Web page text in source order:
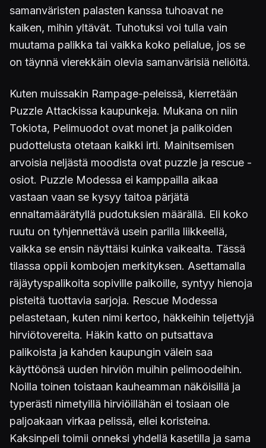
samanväristen palasten kanssa tuhoavat ne
kaiken, mihin yltävät. Tuhotuksi voi tulla vain
muutama palikka tai vaikka koko pelialue, jos se
on täynnä vierekkäin olevia samanvärisiä neliöitä.
Kuten muissakin Rampage-peleissä, kierretään
Puzzle Attackissa kaupunkeja. Mukana on niin
Tokiota, Pelimuodot ovat monet ja palikoiden
pudottelusta otetaan kaikki irti. Mainitsemisen
arvoisia neljästä moodista ovat puzzle ja rescue -
osiot. Puzzle Modessa ei kamppailla aikaa
vastaan vaan se kysyy taitoa pärjätä
ennaltamäärätyllä pudotuksien määrällä. Eli koko
ruutu on tyhjennettävä usein parilla liikkeellä,
vaikka se ensin näyttäisi kuinka vaikealta. Tässä
tilassa oppii kombojen merkityksen. Asettamalla
räjäytyspalikoita sopiville paikoille, syntyy hienoja
pisteitä tuottavia sarjoja. Rescue Modessa
pelastetaan, kuten nimi kertoo, häkkeihin teljettyjä
hirviötovereita. Häkin katto on putsattava
palikoista ja kahden kaupungin välein saa
käyttöönsä uuden hirviön muihin pelimoodeihin.
Noilla toinen toistaan kauheamman näköisillä ja
typerästi nimetyillä hirviöillähän ei tosiaan ole
paljoakaan virkaa pelissä, ellei koristeina.
Kaksinpeli toimii onneksi yhdellä kasetilla ja sama